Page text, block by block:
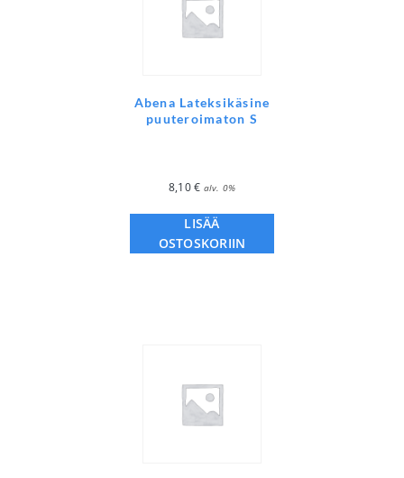
Abena Lateksikäsine
puuteroimaton S
8,10€ alv. 0%
LISÄÄ
OSTOSKORIIN